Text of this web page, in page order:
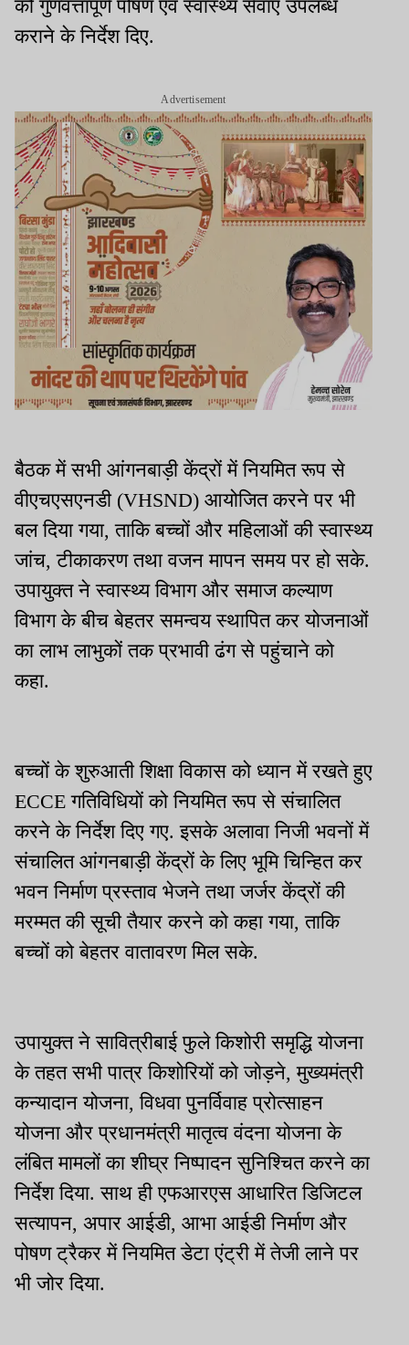
को गुणवत्तापूर्ण पोषण एवं स्वास्थ्य सेवाएं उपलब्ध
कराने के निर्देश दिए.
Advertisement
बैठक में सभी आंगनबाड़ी केंद्रों में नियमित रूप से
वीएचएसएनडी (VHSND) आयोजित करने पर भी
बल दिया गया, ताकि बच्चों और महिलाओं की स्वास्थ्य
जांच, टीकाकरण तथा वजन मापन समय पर हो सके.
उपायुक्त ने स्वास्थ्य विभाग और समाज कल्याण
विभाग के बीच बेहतर समन्वय स्थापित कर योजनाओं
का लाभ लाभुकों तक प्रभावी ढंग से पहुंचाने को
कहा.
बच्चों के शुरुआती शिक्षा विकास को ध्यान में रखते हुए
ECCE गतिविधियों को नियमित रूप से संचालित
करने के निर्देश दिए गए. इसके अलावा निजी भवनों में
संचालित आंगनबाड़ी केंद्रों के लिए भूमि चिन्हित कर
भवन निर्माण प्रस्ताव भेजने तथा जर्जर केंद्रों की
मरम्मत की सूची तैयार करने को कहा गया, ताकि
बच्चों को बेहतर वातावरण मिल सके.
उपायुक्त ने सावित्रीबाई फुले किशोरी समृद्धि योजना
के तहत सभी पात्र किशोरियों को जोड़ने, मुख्यमंत्री
कन्यादान योजना, विधवा पुनर्विवाह प्रोत्साहन
योजना और प्रधानमंत्री मातृत्व वंदना योजना के
लंबित मामलों का शीघ्र निष्पादन सुनिश्चित करने का
निर्देश दिया. साथ ही एफआरएस आधारित डिजिटल
सत्यापन, अपार आईडी, आभा आईडी निर्माण और
पोषण ट्रैकर में नियमित डेटा एंट्री में तेजी लाने पर
भी जोर दिया.